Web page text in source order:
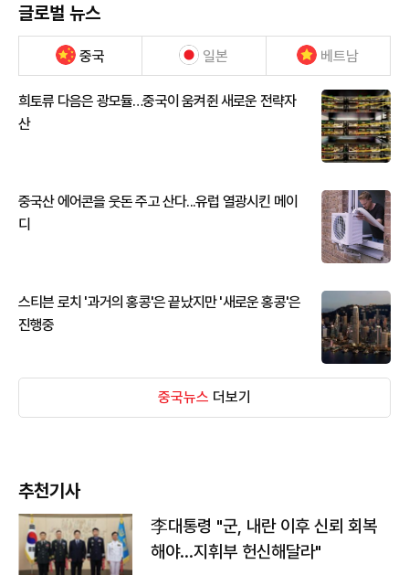
글로벌 뉴스
중국 일본 베트남
희토류 다음은 광모듈…중국이 움켜쥔 새로운 전략자
산
중국산 에어콘을 웃돈 주고 산다...유럽 열광시킨 메이
디
스티븐 로치 '과거의 홍콩'은 끝났지만 '새로운 홍콩'은
진행중
중국뉴스 더보기
추천기사
李대통령 "군, 내란 이후 신뢰 회복
해야…지휘부 헌신해달라"